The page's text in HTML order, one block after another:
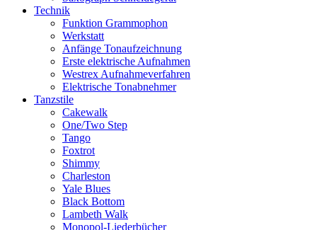
Technik
Funktion Grammophon
Werkstatt
Anfänge Tonaufzeichnung
Erste elektrische Aufnahmen
Westrex Aufnahmeverfahren
Elektrische Tonabnehmer
Tanzstile
Cakewalk
One/Two Step
Tango
Foxtrot
Shimmy
Charleston
Yale Blues
Black Bottom
Lambeth Walk
Monopol-Liederbücher